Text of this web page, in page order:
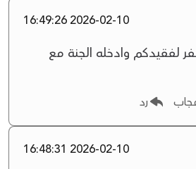
2026-02-10 16:49:26
لفقيدكم وادخله الجنة مع
رد
2026-02-10 16:48:31